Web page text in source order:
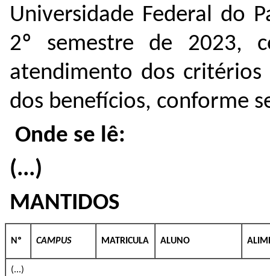
Universidade Federal do
2º semestre de 2023,
atendimento dos critérios
dos benefícios, conforme
Onde se lê:
(...)
MANTIDOS
Nº CAMPUS MATRICULA ALUNO
(...)